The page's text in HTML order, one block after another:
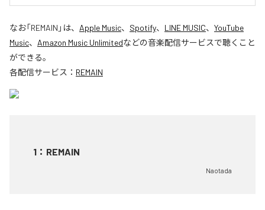
なお「REMAIN 」は、 Apple Music、 Spotify、 LINE MUSIC、 YouTube
Music、 Amazon Music Unlimitedなどの音楽配信サービスで聴くこと
ができる。
各配信サービス： REMAIN
1 ： REMAIN
Naotada